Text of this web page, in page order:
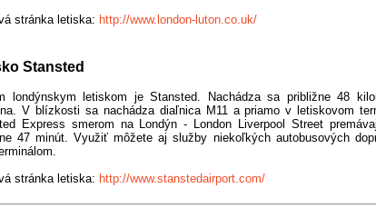
stránka letiska: http://www.london-luton.co.uk/
Stansted
londýnskym letiskom je Stansted. Nachádza sa približne 48
V blízkosti sa nachádza diaľnica M11 a priamo v letiskovom
Express smerom na Londýn - London Liverpool Street
47 minút. Využiť môžete aj služby niekoľkých autobusových
stránka letiska: http://www.stanstedairport.com/